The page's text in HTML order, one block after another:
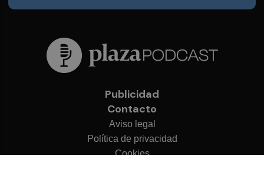
Publicidad
Contacto
Aviso legal
Política de privacidad
Cookies